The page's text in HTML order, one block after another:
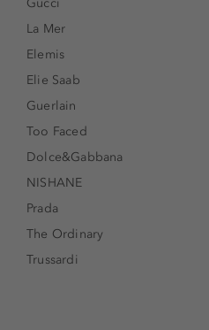
Gucci
La Mer
Elemis
Elie Saab
Guerlain
Too Faced
Dolce&Gabbana
NISHANE
Prada
The Ordinary
Trussardi